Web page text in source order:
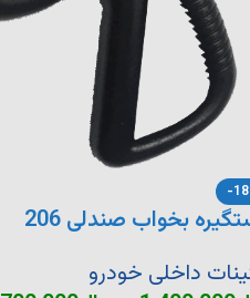
-
بخواب صندلی 206
داخلی خودرو